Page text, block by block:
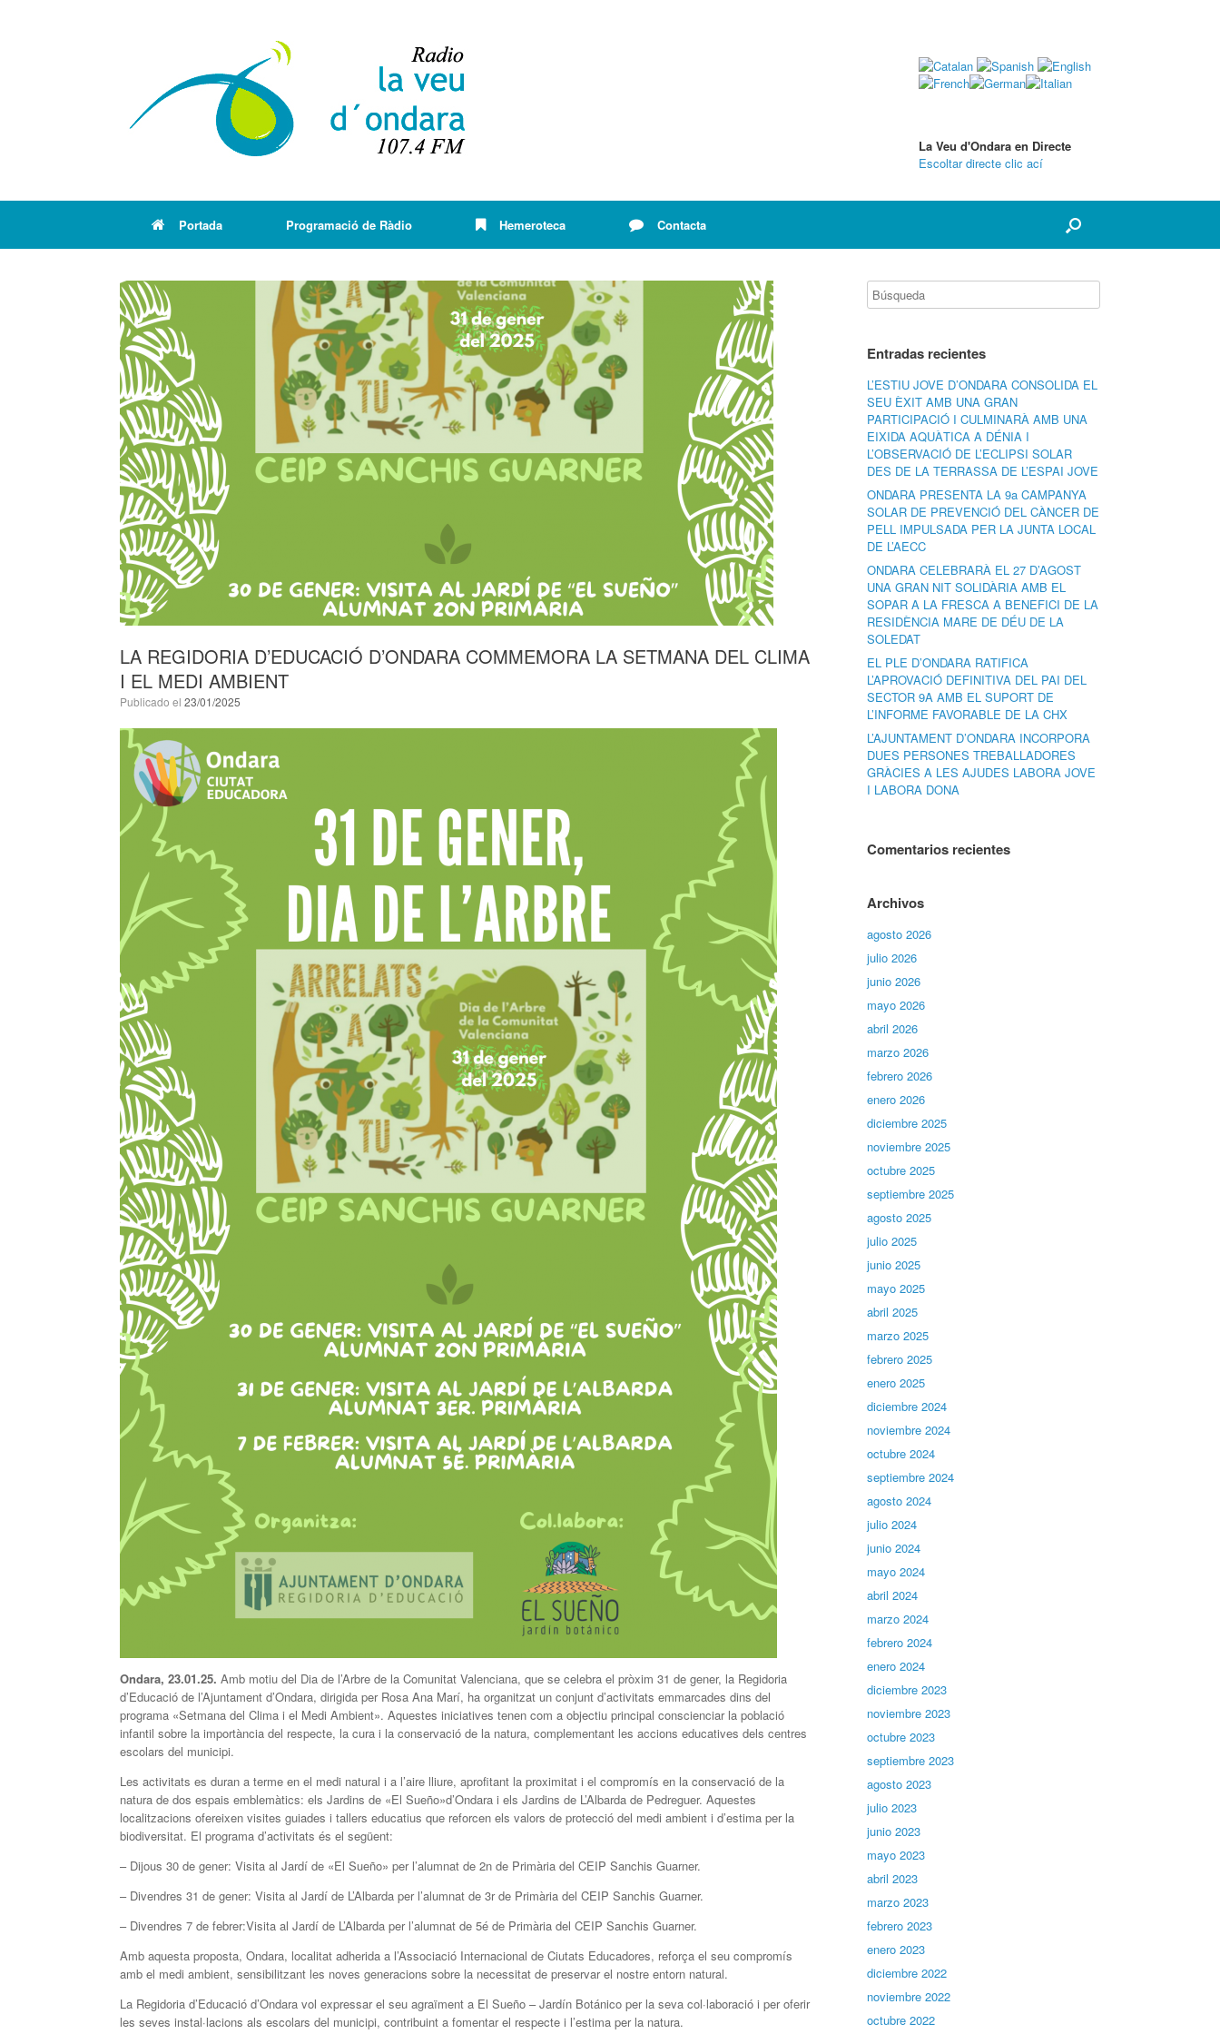
La Veu d'Ondara en Directe
Escoltar directe clic ací
Portada Programació de Ràdio Hemeroteca Contacta
LA REGIDORIA D’EDUCACIÓ D’ONDARA COMMEMORA LA SETMANA DEL CLIMA
I EL MEDI AMBIENT
Publicado el 23/01/2025
Ondara, 23.01.25. Amb motiu del Dia de l’Arbre de la Comunitat Valenciana, que se celebra el pròxim 31 de gener, la Regidoria
d’Educació de l’Ajuntament d’Ondara, dirigida per Rosa Ana Marí, ha organitzat un conjunt d’activitats emmarcades dins del
programa «Setmana del Clima i el Medi Ambient». Aquestes iniciatives tenen com a objectiu principal conscienciar la població
infantil sobre la importància del respecte, la cura i la conservació de la natura, complementant les accions educatives dels centres
escolars del municipi.
Les activitats es duran a terme en el medi natural i a l’aire lliure, aprofitant la proximitat i el compromís en la conservació de la
natura de dos espais emblemàtics: els Jardins de «El Sueño»d’Ondara i els Jardins de L’Albarda de Pedreguer. Aquestes
localitzacions ofereixen visites guiades i tallers educatius que reforcen els valors de protecció del medi ambient i d’estima per la
biodiversitat. El programa d’activitats és el següent:
– Dijous 30 de gener: Visita al Jardí de «El Sueño» per l’alumnat de 2n de Primària del CEIP Sanchis Guarner.
– Divendres 31 de gener: Visita al Jardí de L’Albarda per l’alumnat de 3r de Primària del CEIP Sanchis Guarner.
– Divendres 7 de febrer:Visita al Jardí de L’Albarda per l’alumnat de 5é de Primària del CEIP Sanchis Guarner.
Amb aquesta proposta, Ondara, localitat adherida a l’Associació Internacional de Ciutats Educadores, reforça el seu compromís
amb el medi ambient, sensibilitzant les noves generacions sobre la necessitat de preservar el nostre entorn natural.
La Regidoria d’Educació d’Ondara vol expressar el seu agraïment a El Sueño – Jardín Botánico per la seva col·laboració i per oferir
les seves instal·lacions als escolars del municipi, contribuint a fomentar el respecte i l’estima per la natura.
Entradas recientes
L’ESTIU JOVE D’ONDARA CONSOLIDA EL
SEU ÈXIT AMB UNA GRAN
PARTICIPACIÓ I CULMINARÀ AMB UNA
EIXIDA AQUÀTICA A DÉNIA I
L’OBSERVACIÓ DE L’ECLIPSI SOLAR
DES DE LA TERRASSA DE L’ESPAI JOVE
ONDARA PRESENTA LA 9a CAMPANYA
SOLAR DE PREVENCIÓ DEL CÀNCER DE
PELL IMPULSADA PER LA JUNTA LOCAL
DE L’AECC
ONDARA CELEBRARÀ EL 27 D’AGOST
UNA GRAN NIT SOLIDÀRIA AMB EL
SOPAR A LA FRESCA A BENEFICI DE LA
RESIDÈNCIA MARE DE DÉU DE LA
SOLEDAT
EL PLE D’ONDARA RATIFICA
L’APROVACIÓ DEFINITIVA DEL PAI DEL
SECTOR 9A AMB EL SUPORT DE
L’INFORME FAVORABLE DE LA CHX
L’AJUNTAMENT D’ONDARA INCORPORA
DUES PERSONES TREBALLADORES
GRÀCIES A LES AJUDES LABORA JOVE
I LABORA DONA
Comentarios recientes
Archivos
agosto 2026
julio 2026
junio 2026
mayo 2026
abril 2026
marzo 2026
febrero 2026
enero 2026
diciembre 2025
noviembre 2025
octubre 2025
septiembre 2025
agosto 2025
julio 2025
junio 2025
mayo 2025
abril 2025
marzo 2025
febrero 2025
enero 2025
diciembre 2024
noviembre 2024
octubre 2024
septiembre 2024
agosto 2024
julio 2024
junio 2024
mayo 2024
abril 2024
marzo 2024
febrero 2024
enero 2024
diciembre 2023
noviembre 2023
octubre 2023
septiembre 2023
agosto 2023
julio 2023
junio 2023
mayo 2023
abril 2023
marzo 2023
febrero 2023
enero 2023
diciembre 2022
noviembre 2022
octubre 2022